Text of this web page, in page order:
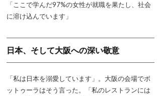
「ここで学んだ97%の女性が就職を果たし、社会
に溶け込んでいます」
日本、そして大阪への深い敬意
「私は日本を溺愛しています」。大阪の会場でボ
ットゥーラはそう言った。「私のレストランには